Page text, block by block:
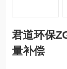
君道环保
量补偿